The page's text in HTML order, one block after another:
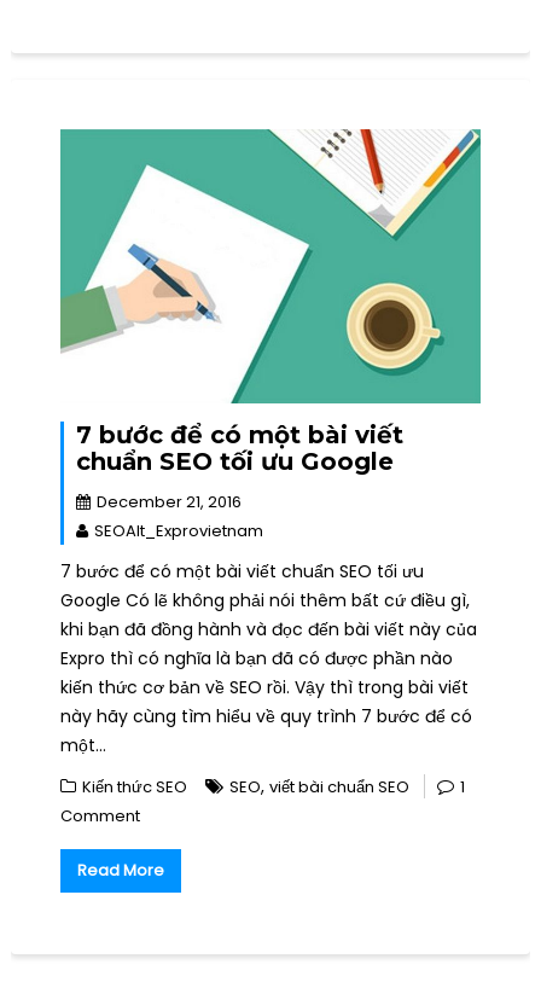
7 bước để có một bài viết
chuẩn SEO tối ưu Google
December 21, 2016
SEOAlt_Exprovietnam
7 bước để có một bài viết chuẩn SEO tối ưu
Google Có lẽ không phải nói thêm bất cứ điều gì,
khi bạn đã đồng hành và đọc đến bài viết này của
Expro thì có nghĩa là bạn đã có được phần nào
kiến thức cơ bản về SEO rồi. Vậy thì trong bài viết
này hãy cùng tìm hiểu về quy trình 7 bước để có
một…
Kiến thức SEO SEO, viết bài chuẩn SEO
1
Comment
Read More